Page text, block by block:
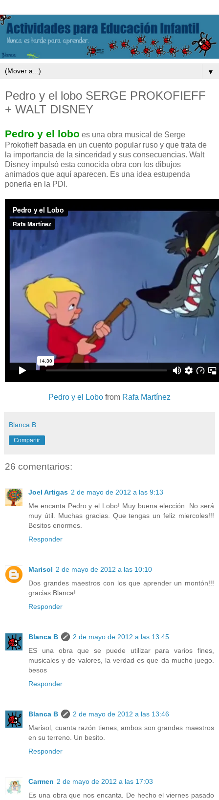
▼
Pedro y el lobo SERGE PROKOFIEFF
+ WALT DISNEY
Pedro y el lobo es una obra musical de Serge
Prokofieff basada en un cuento popular ruso y que trata de
la importancia de la sinceridad y sus consecuencias. Walt
Disney impulsó esta conocida obra con los dibujos
animados que aquí aparecen. Es una idea estupenda
ponerla en la PDI.
Pedro y el Lobo from Rafa Martínez
Blanca B
Compartir
26 comentarios:
Joel Artigas 2 de mayo de 2012 a las 9:13
Me encanta Pedro y el Lobo! Muy buena elección. No será
muy útil. Muchas gracias. Que tengas un feliz miercoles!!!
Besitos enormes.
Responder
Marisol 2 de mayo de 2012 a las 10:10
Dos grandes maestros con los que aprender un montón!!!
gracias Blanca!
Responder
Blanca B
2 de mayo de 2012 a las 13:45
ES una obra que se puede utilizar para varios fines,
musicales y de valores, la verdad es que da mucho juego.
besos
Responder
Blanca B
2 de mayo de 2012 a las 13:46
Marisol, cuanta razón tienes, ambos son grandes maestros
en su terreno. Un besito.
Responder
Carmen 2 de mayo de 2012 a las 17:03
Es una obra que nos encanta. De hecho el viernes pasado